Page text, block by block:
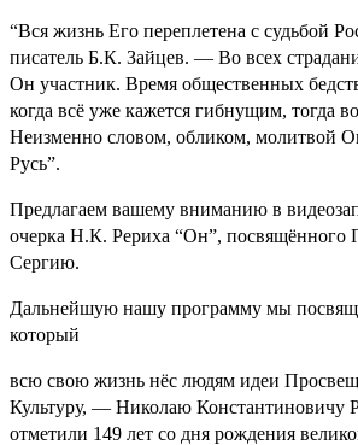
“Вся жизнь Его переплетена с судьбой
писатель Б.К. Зайцев. — Во всех
Он участник. Время общественных
когда всё уже кажется гибнущим, тогда
Неизменно словом, обликом, молитвой
Русь”.
Предлагаем вашему вниманию в
очерка Н.К. Рериха “Он”, посвящённого
Сергию.
Дальнейшую нашу программу мы
который
всю свою жизнь нёс людям идеи
Культуру, — Николаю Константиновичу
отметили 149 лет со дня рождения